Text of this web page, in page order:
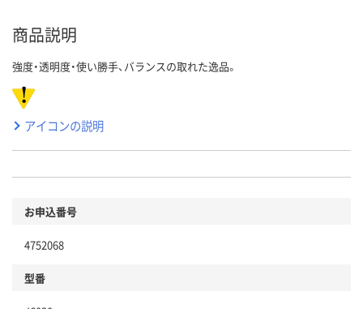
商品説明
強度・透明度・使い勝手、バランスの取れた逸品。
アイコンの説明
お申込番号
4752068
型番